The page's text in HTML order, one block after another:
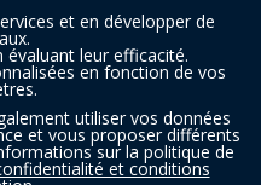
et en développer de
évaluant leur efficacité.
en fonction de vos
utiliser vos données
et vous proposer différents
sur la politique de
et conditions
‐ Tous droits réservés | JDC